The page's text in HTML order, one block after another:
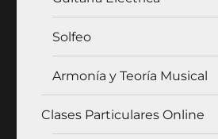
Solfeo
Armonía y Teoría Musical
Clases Particulares Online